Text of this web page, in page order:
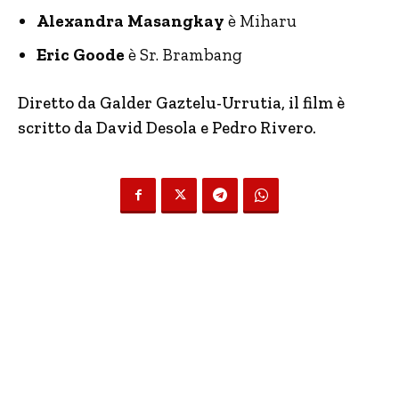
Alexandra Masangkay è Miharu
Eric Goode è Sr. Brambang
Diretto da Galder Gaztelu-Urrutia, il film è
scritto da David Desola e Pedro Rivero.